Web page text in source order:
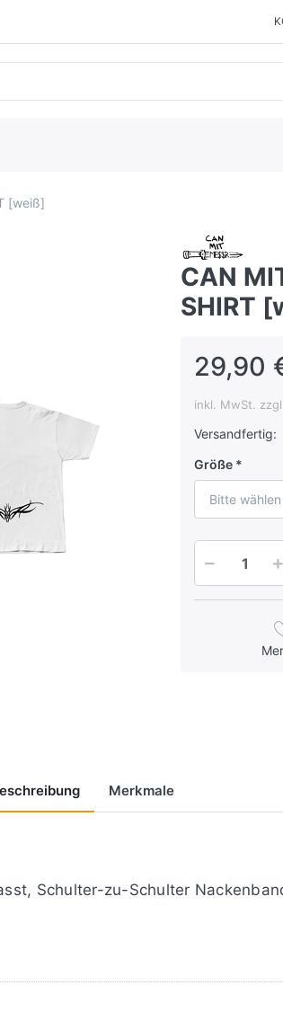
[weiß]
CAN
SHIRT
29,90
inkl. MwSt.
Versandfertig:
Größe
Bitte wählen
Merkmale
Schulter-zu-Schulter